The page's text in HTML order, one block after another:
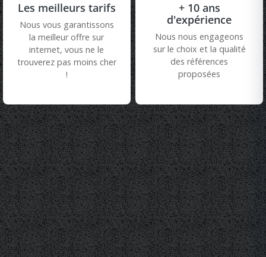
Les meilleurs tarifs
Nous vous garantissons
la meilleur offre sur
internet, vous ne le
trouverez pas moins cher
!
+ 10 ans
d'expérience
Nous nous engageons
sur le choix et la qualité
des références
proposées